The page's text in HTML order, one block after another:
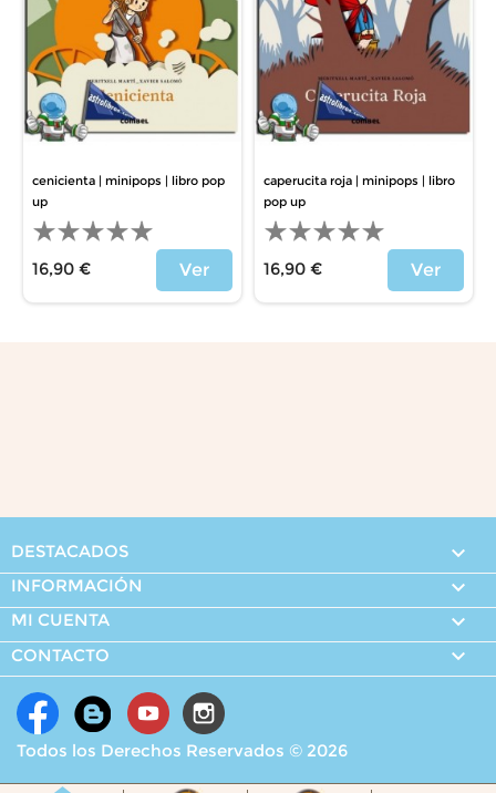
cenicienta | minipops | libro pop
up
16,90 €
Ver
caperucita roja | minipops | libro
pop up
16,90 €
Ver
DESTACADOS 
INFORMACIÓN 
MI CUENTA 
CONTACTO 
Todos los Derechos Reservados © 2026